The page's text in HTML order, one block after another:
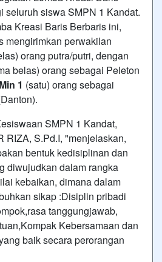
seluruh siswa SMPN 1 Kandat.
Kreasi Baris Berbaris ini,
mengirimkan perwakilan
orang putra/putri, dengan
belas) orang sebagai Peleton
Min 1 (satu) orang sebagai
SMPN 1 Kandat,
RIZA, S.Pd.I, "menjelaskan,
bentuk kedisiplinan dan
diwujudkan dalam rangka
kebaikan, dimana dalam
sikap :Disiplin pribadi
tanggungjawab,
Kebersamaan dan
baik secara perorangan